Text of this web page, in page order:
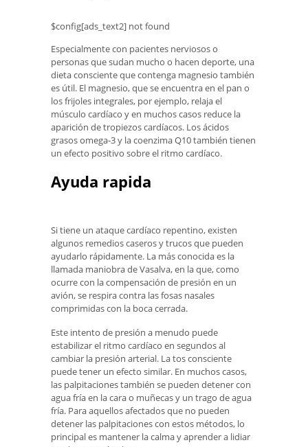
$config[ads_text2] not found
Especialmente con pacientes nerviosos o
personas que sudan mucho o hacen deporte, una
dieta consciente que contenga magnesio también
es útil. El magnesio, que se encuentra en el pan o
los frijoles integrales, por ejemplo, relaja el
músculo cardíaco y en muchos casos reduce la
aparición de tropiezos cardíacos. Los ácidos
grasos omega-3 y la coenzima Q10 también tienen
un efecto positivo sobre el ritmo cardíaco.
Ayuda rapida
Si tiene un ataque cardíaco repentino, existen
algunos remedios caseros y trucos que pueden
ayudarlo rápidamente. La más conocida es la
llamada maniobra de Vasalva, en la que, como
ocurre con la compensación de presión en un
avión, se respira contra las fosas nasales
comprimidas con la boca cerrada.
Este intento de presión a menudo puede
estabilizar el ritmo cardíaco en segundos al
cambiar la presión arterial. La tos consciente
puede tener un efecto similar. En muchos casos,
las palpitaciones también se pueden detener con
agua fría en la cara o muñecas y un trago de agua
fría. Para aquellos afectados que no pueden
detener las palpitaciones con estos métodos, lo
principal es mantener la calma y aprender a lidiar